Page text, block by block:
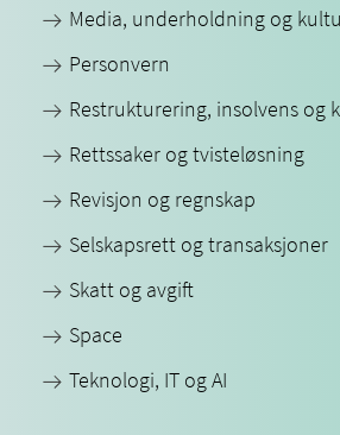
Media, underholdning og
Personvern
Restrukturering, insolvens og
Rettssaker og tvisteløsning
Revisjon og regnskap
Selskapsrett og transaksjoner
Skatt og avgift
Space
Teknologi, IT og AI